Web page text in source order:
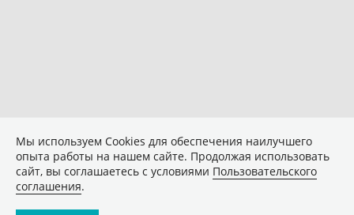
Мы используем Сookies для обеспечения наилучшего
опыта работы на нашем сайте. Продолжая использовать
сайт, вы соглашаетесь с условиями Пользовательского
соглашения.